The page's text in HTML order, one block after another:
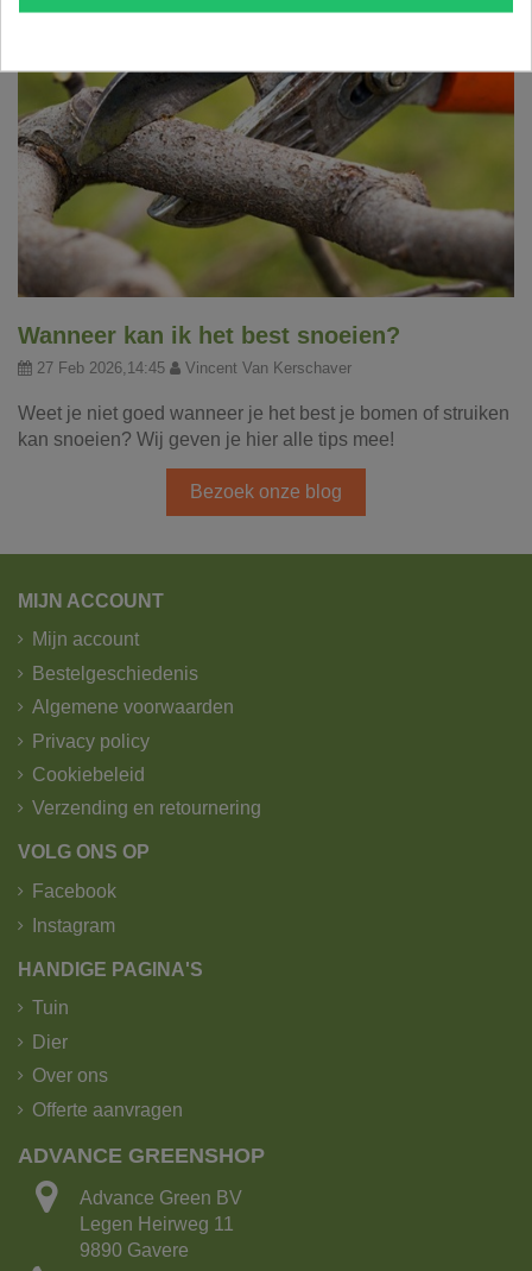
Wanneer kan ik het best snoeien?
27 Feb 2026,14:45 Vincent Van Kerschaver
Weet je niet goed wanneer je het best je bomen of struiken
kan snoeien? Wij geven je hier alle tips mee!
Bezoek onze blog
MIJN ACCOUNT
Mijn account
Bestelgeschiedenis
Algemene voorwaarden
Privacy policy
Cookiebeleid
Verzending en retournering
VOLG ONS OP
Facebook
Instagram
HANDIGE PAGINA'S
Tuin
Dier
Over ons
Offerte aanvragen
ADVANCE GREENSHOP
Advance Green BV
Legen Heirweg 11
9890 Gavere